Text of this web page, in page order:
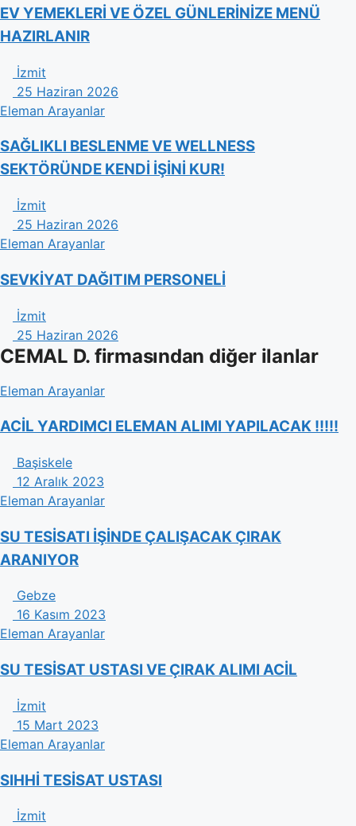
EV YEMEKLERİ VE ÖZEL GÜNLERİNİZE MENÜ
HAZIRLANIR
İzmit
25 Haziran 2026
Eleman Arayanlar
​SAĞLIKLI BESLENME VE WELLNESS
SEKTÖRÜNDE KENDİ İŞİNİ KUR!
İzmit
25 Haziran 2026
Eleman Arayanlar
SEVKİYAT DAĞITIM PERSONELİ
İzmit
25 Haziran 2026
CEMAL D. firmasından diğer ilanlar
Eleman Arayanlar
ACİL YARDIMCI ELEMAN ALIMI YAPILACAK !!!!!
Başiskele
12 Aralık 2023
Eleman Arayanlar
SU TESİSATI İŞİNDE ÇALIŞACAK ÇIRAK
ARANIYOR
Gebze
16 Kasım 2023
Eleman Arayanlar
SU TESİSAT USTASI VE ÇIRAK ALIMI ACİL
İzmit
15 Mart 2023
Eleman Arayanlar
SIHHİ TESİSAT USTASI
İzmit